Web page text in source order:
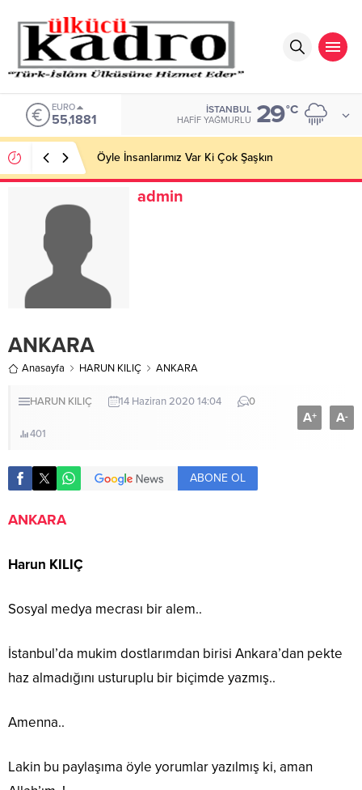
EURO
55,1881
İSTANBUL
HAFIF YAĞMURLU 29°C
Öyle İnsanlarımız Var Ki Çok Şaşkın
admin
ANKARA
Anasayfa HARUN KILIÇ ANKARA
HARUN KILIÇ 14 Haziran 2020 14:04 0
401
A+ A-
ABONE OL
ANKARA
Harun KILIÇ
Sosyal medya mecrası bir alem..
İstanbul’da mukim dostlarımdan birisi Ankara’dan pekte
haz almadığını usturuplu bir biçimde yazmış..
Amenna..
Lakin bu paylaşıma öyle yorumlar yazılmış ki, aman